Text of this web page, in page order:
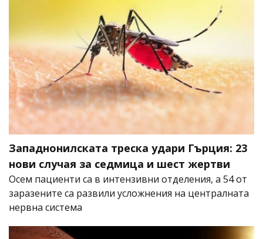
Западнонилската треска удари Гърция: 23
нови случая за седмица и шест жертви
Осем пациенти са в интензивни отделения, а 54 от
заразените са развили усложнения на централната
нервна система